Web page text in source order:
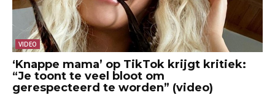
VIDEO
‘Knappe mama’ op TikTok krijgt kritiek:
“Je toont te veel bloot om
gerespecteerd te worden” (video)